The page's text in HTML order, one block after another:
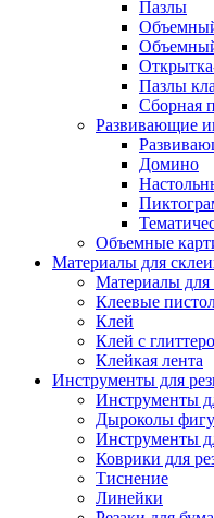
Пазлы
Пазлы
Сборная
Развивающие
Домино
Объемные
Материалы для
Материалы для
Клеевые
Клей
Клей с
Клейкая лента
Инструменты для
Инструменты
Дыроколы
Инструменты
Коврики для
Тиснение
Линейки